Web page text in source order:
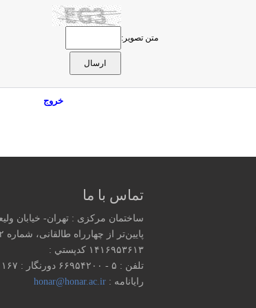
متن تصویر:
خروج
تماس با ما
ساختمان مرکزی : تهران- خیابان
پایین‌تر از چهارراه طالقانی، شماره ۱۵۵۲
۱۴۱۶۹۵۳۶۱۳ كدپستي :
تلفن : ۵ - ۶۶۹۵۴۲۰۰ دورنگار : ۶۶۹۵۱۱۶۷
رایانامه : honar@honar.ac.ir